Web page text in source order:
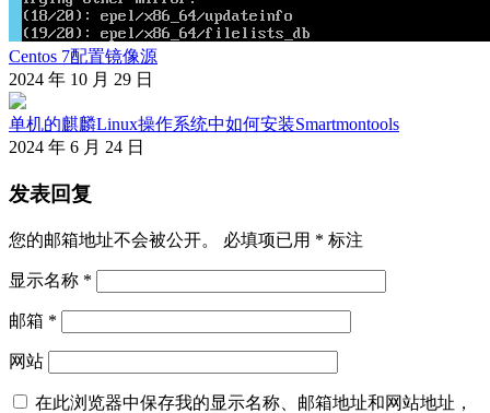
Centos 7配置镜像源
2024 年 10 月 29 日
单机的麒麟Linux操作系统中如何安装Smartmontools
2024 年 6 月 24 日
发表回复
您的邮箱地址不会被公开。 必填项已用 * 标注
显示名称 *
邮箱 *
网站
在此浏览器中保存我的显示名称、邮箱地址和网站地址，